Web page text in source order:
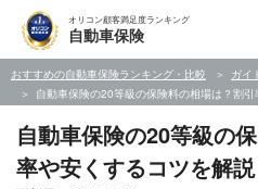
オリコン顧客満足度ランキング
自動車保険
おすすめの自動車保険ランキング・比較 ガイ
自動車保険の20等級の保険料の相場は？割
自動車保険の20等級の
率や安くするコツを解説